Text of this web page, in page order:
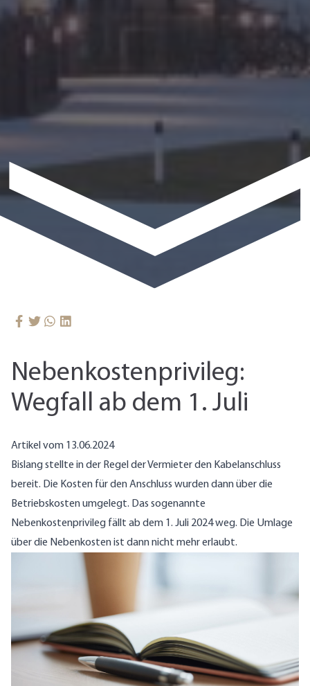
Nebenkostenprivileg:
Wegfall ab dem 1. Juli
Artikel vom 13.06.2024
Bislang stellte in der Regel der Vermieter den Kabelanschluss
bereit. Die Kosten für den Anschluss wurden dann über die
Betriebskosten umgelegt. Das sogenannte
Nebenkostenprivileg fällt ab dem 1. Juli 2024 weg. Die Umlage
über die Nebenkosten ist dann nicht mehr erlaubt.